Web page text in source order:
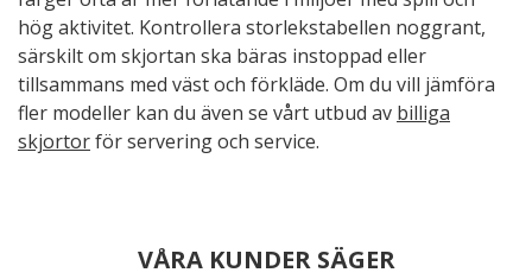
hög aktivitet. Kontrollera storlekstabellen noggrant,
särskilt om skjortan ska bäras instoppad eller
tillsammans med väst och förkläde. Om du vill jämföra
fler modeller kan du även se vårt utbud av billiga
skjortorför servering och service.
VÅRA KUNDER SÄGER